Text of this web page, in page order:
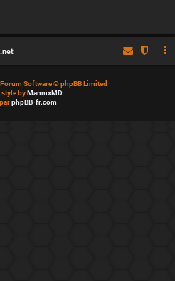
Software © phpBB Limited
byMannixMD
phpBB-fr.com